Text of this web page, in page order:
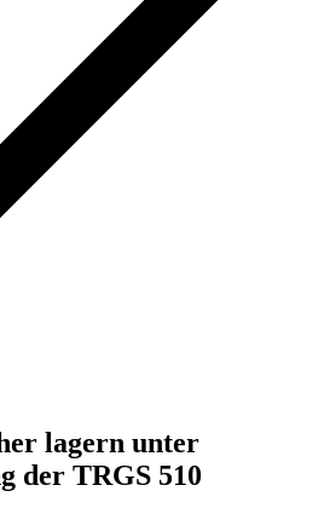
lagern unter
der TRGS 510